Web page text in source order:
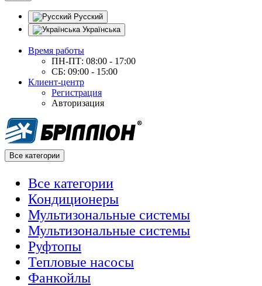
Русский
Українська
Время работы
ПН-ПТ: 08:00 - 17:00
СБ: 09:00 - 15:00
Клиент-центр
Регистрация
Авторизация
Все категории
Все категории
Кондиционеры
Мультизональные системы
Мультизональные системы
Руфтопы
Тепловые насосы
Фанкойлы